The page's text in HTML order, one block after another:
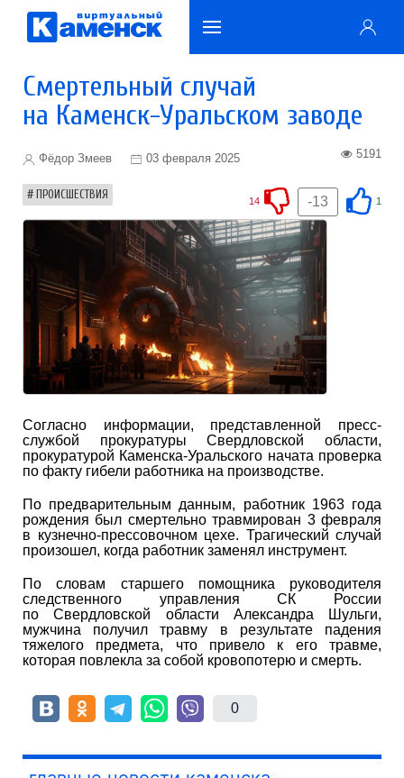
Смертельный случай
на Каменск-Уральском заводе
Фёдор Змеев 03 февраля 2025 5191
ПРОИСШЕСТВИЯ 1
-13
14
Согласно информации, представленной пресс-
службой прокуратуры Свердловской области,
прокуратурой Каменска-Уральского начата проверка
по факту гибели работника на производстве.
По предварительным данным, работник 1963 года
рождения был смертельно травмирован 3 февраля
в кузнечно-прессовочном цехе. Трагический случай
произошел, когда работник заменял инструмент.
По словам старшего помощника руководителя
следственного управления СК России
по Свердловской области Александра Шульги,
мужчина получил травму в результате падения
тяжелого предмета, что привело к его травме,
которая повлекла за собой кровопотерю и смерть.
0